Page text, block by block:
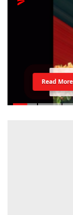
Read More